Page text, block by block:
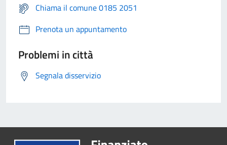
Chiama il comune 0185 2051
Prenota un appuntamento
Problemi in città
Segnala disservizio